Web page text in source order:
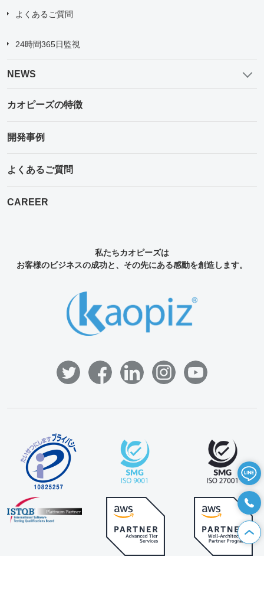
よくあるご質問
24時間365日監視
NEWS
カオピーズの特徴
開発事例
よくあるご質問
CAREER
私たちカオピーズは
お客様のビジネスの成功と、その先にある感動を創造します。